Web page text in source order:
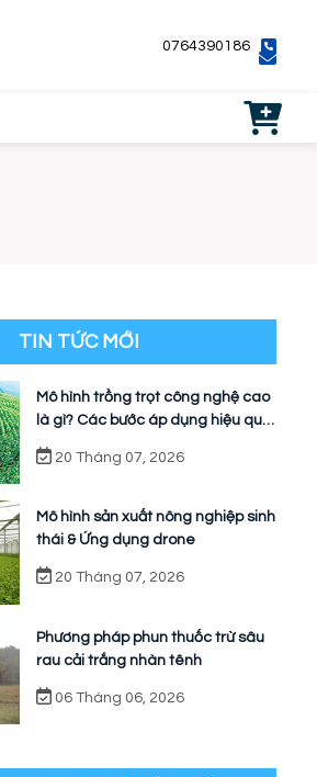
0764390186
TIN TỨC MỚI
Mô hình trồng trọt công nghệ cao
là gì? Các bước áp dụng hiệu quả
20 Tháng 07, 2026
Mô hình sản xuất nông nghiệp sinh
thái & Ứng dụng drone
20 Tháng 07, 2026
Phương pháp phun thuốc trừ sâu
rau cải trắng nhàn tênh
06 Tháng 06, 2026